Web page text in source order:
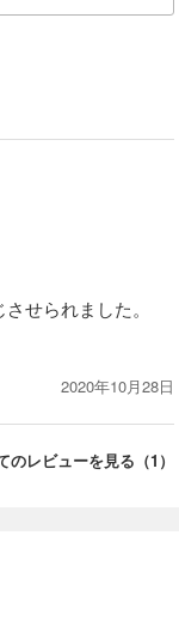
せられました。
2020年10月28日
のレビューを見る（1）